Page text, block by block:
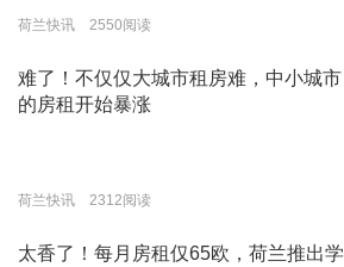
荷兰快讯 2550阅读
难了！不仅仅大城市租房难，中小城市
的房租开始暴涨
荷兰快讯 2312阅读
太香了！每月房租仅65欧，荷兰推出学